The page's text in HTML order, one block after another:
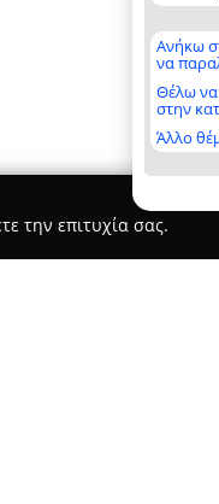
Ανήκω
να
Θέλω να
στην
Άλλο
την επιτυχία σας.